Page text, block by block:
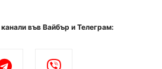
във Вайбър и Телеграм: